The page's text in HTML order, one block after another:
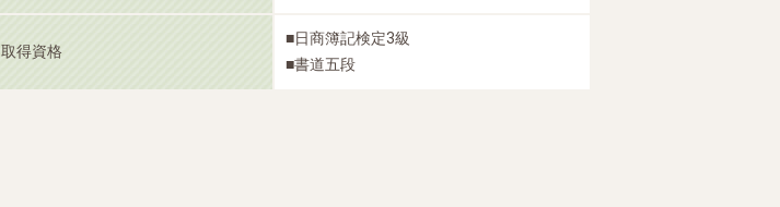
取得資格
■日商簿記検定3級
■書道五段